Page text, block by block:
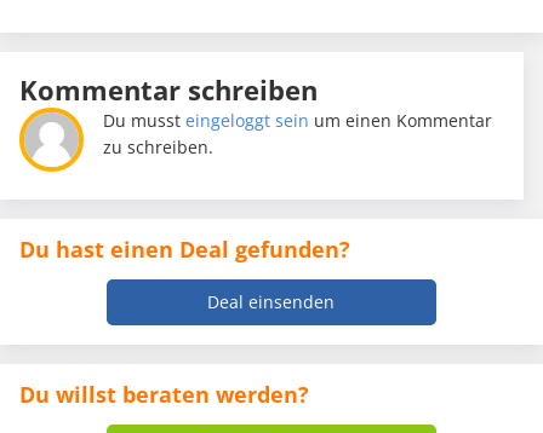
Kommentar schreiben
Du mussteingeloggt sein um einen Kommentar
zu schreiben.
Du hast einen Deal gefunden?
Deal einsenden
Du willst beraten werden?